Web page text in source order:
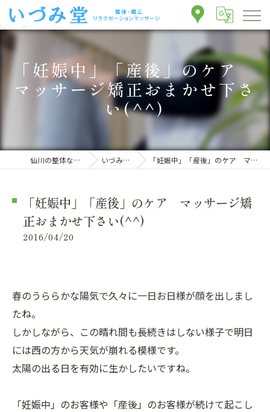
「妊娠中」「産後」のケア
マッサージ矯正おまかせ下さ
い(^^)
仙川の整体ならいづみ堂整体院 いづみ堂のブログ 「妊娠中」「産後」のケア マッサージ矯正おまかせ下さい(^^)
「妊娠中」「産後」のケア マッサージ矯
正おまかせ下さい(^^)
2016/04/20
春のうららかな陽気で久々に一日お日様が顔を出しまし
たね。
しかしながら、この晴れ間も長続きはしない様子で明日
には西の方から天気が崩れる模様です。
太陽の出る日を有効に生かしたいですね。
「妊娠中」のお客様や「産後」のお客様が続けて起こし